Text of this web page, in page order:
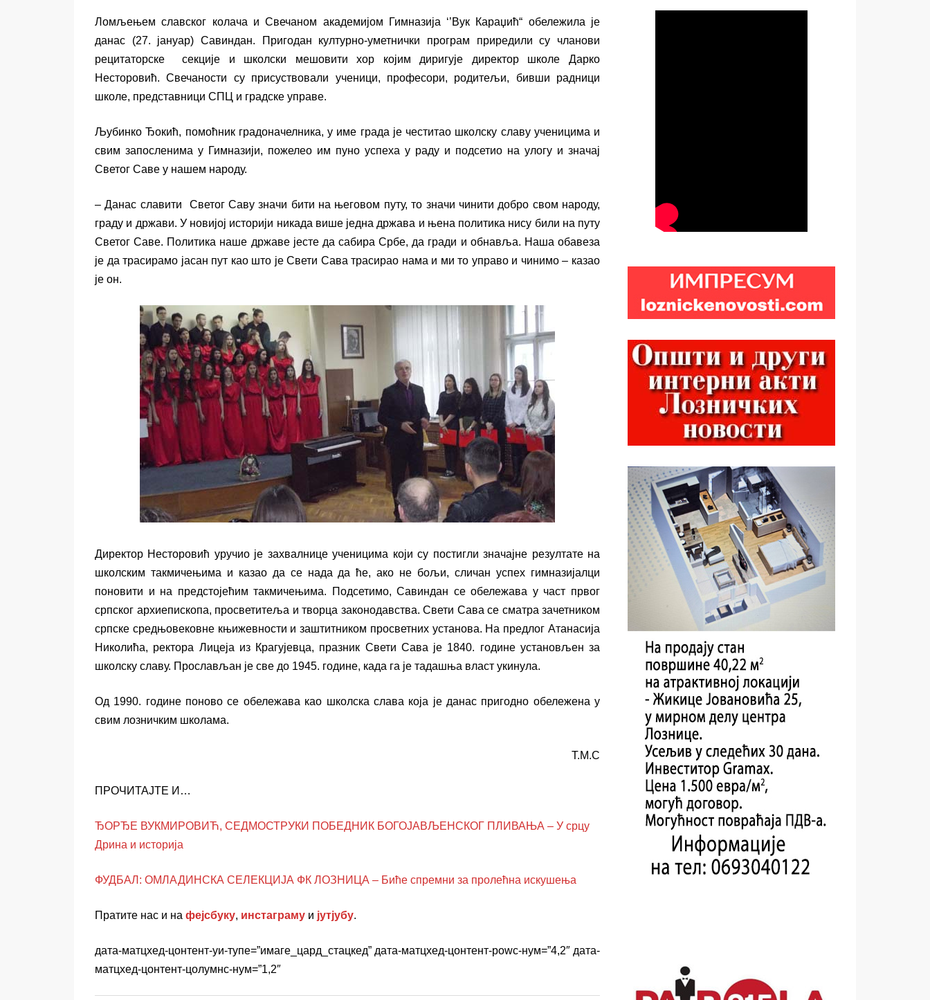
Ломљењем славског колача и Свечаном академијом Гимназија ‘’Вук Караџић“ обележила је
данас (27. јануар) Савиндан. Пригодан културно-уметнички програм приредили су чланови
рецитаторске секције и школски мешовити хор којим диригује директор школе Дарко
Несторовић. Свечаности су присуствовали ученици, професори, родитељи, бивши радници
школе, представници СПЦ и градске управе.
Љубинко Ђокић, помоћник градоначелника, у име града је честитао школску славу ученицима и
свим запосленима у Гимназији, пожелео им пуно успеха у раду и подсетио на улогу и значај
Светог Саве у нашем народу.
– Данас славити Светог Саву значи бити на његовом путу, то значи чинити добро свом народу,
граду и држави. У новијој историји никада више једна држава и њена политика нису били на путу
Светог Саве. Политика наше државе јесте да сабира Србе, да гради и обнавља. Наша обавеза
је да трасирамо јасан пут као што је Свети Сава трасирао нама и ми то управо и чинимо – казао
је он.
Директор Несторовић уручио је захвалнице ученицима који су постигли значајне резултате на
школским такмичењима и казао да се нада да ће, ако не бољи, сличан успех гимназијалци
поновити и на предстојећим такмичењима. Подсетимо, Савиндан се обележава у част првог
српског архиепископа, просветитеља и творца законодавства. Свети Сава се сматра зачетником
српске средњовековне књижевности и заштитником просветних установа. На предлог Атанасија
Николића, ректора Лицеја из Крагујевца, празник Свети Сава је 1840. године установљен за
школску славу. Прослављан је све до 1945. године, када га је тадашња власт укинула.
Од 1990. године поново се обележава као школска слава која је данас пригодно обележена у
свим лозничким школама.
Т.М.С
ПРОЧИТАЈТЕ И…
ЂОРЂЕ ВУКМИРОВИЋ, СЕДМОСТРУКИ ПОБЕДНИК БОГОЈАВЉЕНСКОГ ПЛИВАЊА – У срцу
Дрина и историја
ФУДБАЛ: ОМЛАДИНСКА СЕЛЕКЦИЈА ФК ЛОЗНИЦА – Биће спремни за пролећна искушења
Пратите нас и на фејсбуку, инстаграму и јутјубу.
дата-матцхед-цонтент-уи-тyпе=”имаге_цард_стацкед” дата-матцхед-цонтент-роwс-нум=”4,2″ дата-
матцхед-цонтент-цолумнс-нум=”1,2″